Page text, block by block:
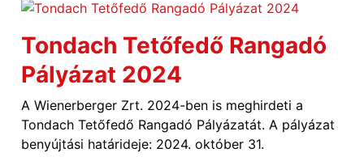
Tondach Tetőfedő Rangadó
Pályázat 2024
A Wienerberger Zrt. 2024-ben is meghirdeti a
Tondach Tetőfedő Rangadó Pályázatát. A pályázat
benyújtási határideje: 2024. október 31.